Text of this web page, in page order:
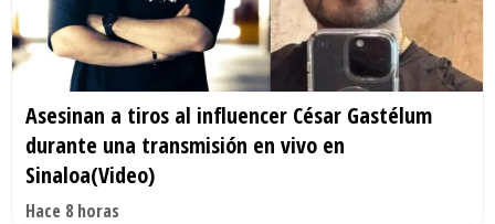
Asesinan a tiros al influencer César Gastélum
durante una transmisión en vivo en
Sinaloa(Video)
Hace 8 horas